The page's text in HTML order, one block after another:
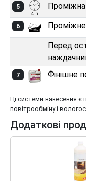
5
6 Проміжне
Перед
7 Фінішне
Ці системи нанесення
повітрообміну і
Додаткові